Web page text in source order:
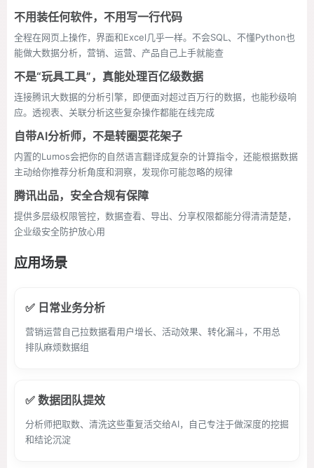
不用装任何软件，不用写一行代码
全程在网页上操作，界面和Excel几乎一样。不会SQL、不懂Python也
能做大数据分析，营销、运营、产品自己上手就能查
不是“玩具工具”，真能处理百亿级数据
连接腾讯大数据的分析引擎，即便面对超过百万行的数据，也能秒级响
应。透视表、关联分析这些复杂操作都能在线完成
自带AI分析师，不是转圈耍花架子
内置的Lumos会把你的自然语言翻译成复杂的计算指令，还能根据数据
主动给你推荐分析角度和洞察，发现你可能忽略的规律
腾讯出品，安全合规有保障
提供多层级权限管控，数据查看、导出、分享权限都能分得清清楚楚，
企业级安全防护放心用
应用场景
✅ 日常业务分析
营销运营自己拉数据看用户增长、活动效果、转化漏斗，不用总
排队麻烦数据组
✅ 数据团队提效
分析师把取数、清洗这些重复活交给AI，自己专注于做深度的挖掘
和结论沉淀